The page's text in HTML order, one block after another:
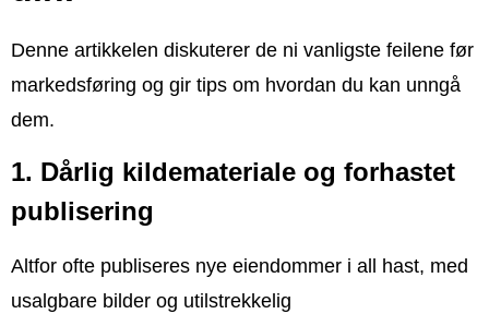
Denne artikkelen diskuterer de ni vanligste feilene før
markedsføring og gir tips om hvordan du kan unngå
dem.
1. Dårlig kildemateriale og forhastet
publisering
Altfor ofte publiseres nye eiendommer i all hast, med
usalgbare bilder og utilstrekkelig